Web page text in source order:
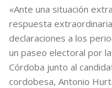
«Ante una situación
respuesta
declaraciones a los
un paseo electoral por
Córdoba junto al
cordobesa, Antonio